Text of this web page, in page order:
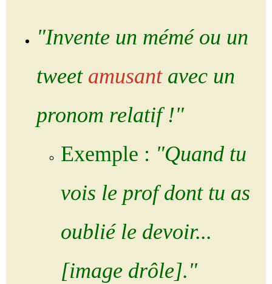
"Invente un mémé ou un
tweet amusant avec un
pronom relatif !"
Exemple : "Quand tu
vois le profdonttu as
oublié le devoir...
[image drôle]."